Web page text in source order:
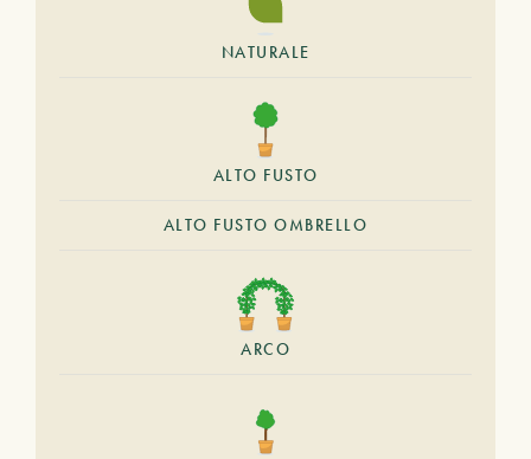
NATURALE
ALTO FUSTO
ALTO FUSTO OMBRELLO
ARCO